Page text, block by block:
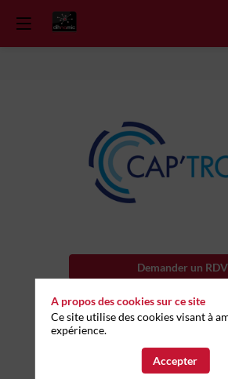
Demander un RDV
Envoyer un message
A propos des cookies sur ce site
Ce site utilise des cookies visant à
expérience.
Accepter